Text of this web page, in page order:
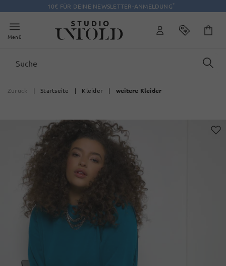
10€ FÜR DEINE NEWSLETTER-ANMELDUNG*
Menü
Zurück | Startseite | Kleider | weitere Kleider